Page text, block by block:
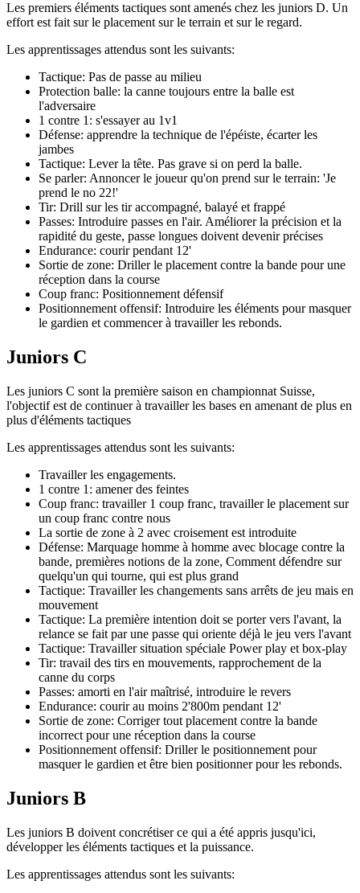
Les premiers éléments tactiques sont amenés chez les juniors D. Un
effort est fait sur le placement sur le terrain et sur le regard.
Les apprentissages attendus sont les suivants:
Tactique: Pas de passe au milieu
Protection balle: la canne toujours entre la balle est
l'adversaire
1 contre 1: s'essayer au 1v1
Défense: apprendre la technique de l'épéiste, écarter les
jambes
Tactique: Lever la tête. Pas grave si on perd la balle.
Se parler: Annoncer le joueur qu'on prend sur le terrain: 'Je
prend le no 22!'
Tir: Drill sur les tir accompagné, balayé et frappé
Passes: Introduire passes en l'air. Améliorer la précision et la
rapidité du geste, passe longues doivent devenir précises
Endurance: courir pendant 12'
Sortie de zone: Driller le placement contre la bande pour une
réception dans la course
Coup franc: Positionnement défensif
Positionnement offensif: Introduire les éléments pour masquer
le gardien et commencer à travailler les rebonds.
Juniors C
Les juniors C sont la première saison en championnat Suisse,
l'objectif est de continuer à travailler les bases en amenant de plus en
plus d'éléments tactiques
Les apprentissages attendus sont les suivants:
Travailler les engagements.
1 contre 1: amener des feintes
Coup franc: travailler 1 coup franc, travailler le placement sur
un coup franc contre nous
La sortie de zone à 2 avec croisement est introduite
Défense: Marquage homme à homme avec blocage contre la
bande, premières notions de la zone, Comment défendre sur
quelqu'un qui tourne, qui est plus grand
Tactique: Travailler les changements sans arrêts de jeu mais en
mouvement
Tactique: La première intention doit se porter vers l'avant, la
relance se fait par une passe qui oriente déjà le jeu vers l'avant
Tactique: Travailler situation spéciale Power play et box-play
Tir: travail des tirs en mouvements, rapprochement de la
canne du corps
Passes: amorti en l'air maîtrisé, introduire le revers
Endurance: courir au moins 2'800m pendant 12'
Sortie de zone: Corriger tout placement contre la bande
incorrect pour une réception dans la course
Positionnement offensif: Driller le positionnement pour
masquer le gardien et être bien positionner pour les rebonds.
Juniors B
Les juniors B doivent concrétiser ce qui a été appris jusqu'ici,
développer les éléments tactiques et la puissance.
Les apprentissages attendus sont les suivants: